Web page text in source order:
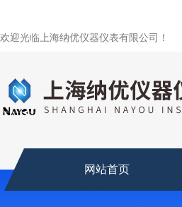
欢迎光临上海纳优仪器仪表有限公司！
网站首页